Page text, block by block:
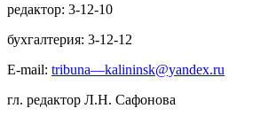
редактор: 3-12-10
бухгалтерия: 3-12-12
E-mail: tribuna—kalininsk@yandex.ru
гл. редактор Л.Н. Сафонова